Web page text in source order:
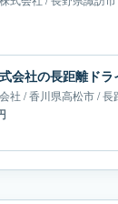
社 /香川県高松市/長